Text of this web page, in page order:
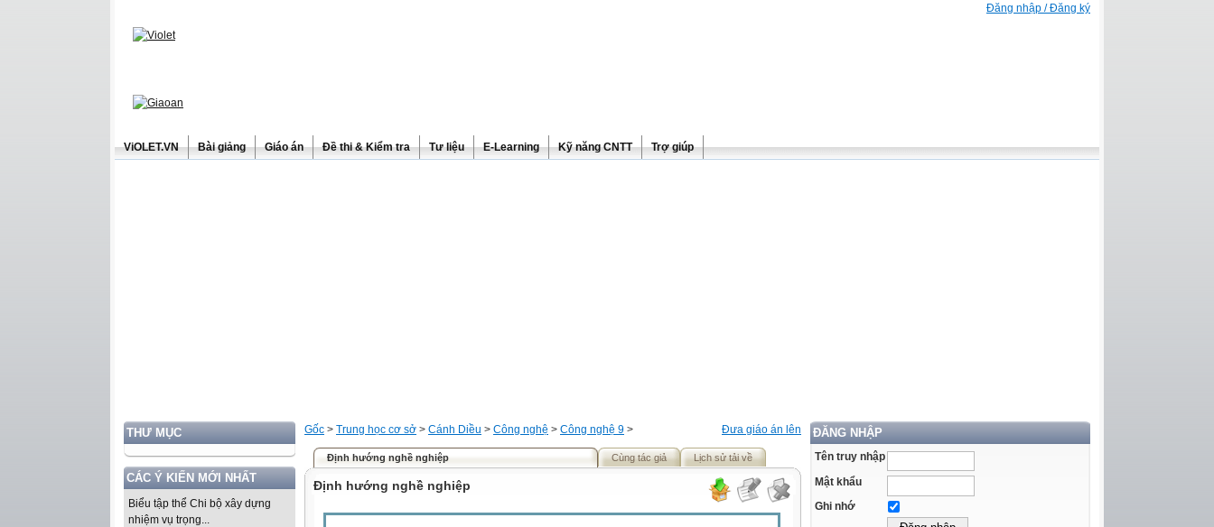
Đăng nhập / Đăng ký
ViOLET.VN Bài giảng Giáo án Đề thi & Kiểm tra Tư liệu E-Learning Kỹ năng CNTT Trợ giúp
THƯ MỤC
CÁC Ý KIẾN MỚI NHẤT
Biểu tập thể Chi bộ xây dựng
nhiệm vụ trọng...
ĐĂNG NHẬP
Tên truy nhập
Mật khẩu
Ghi nhớ
Đưa giáo án lên
Gốc > Trung học cơ sở > Cánh Diều > Công nghệ > Công nghệ 9 >
Định hướng nghề nghiệp Cùng tác giả Lịch sử tải về
Định hướng nghề nghiệp